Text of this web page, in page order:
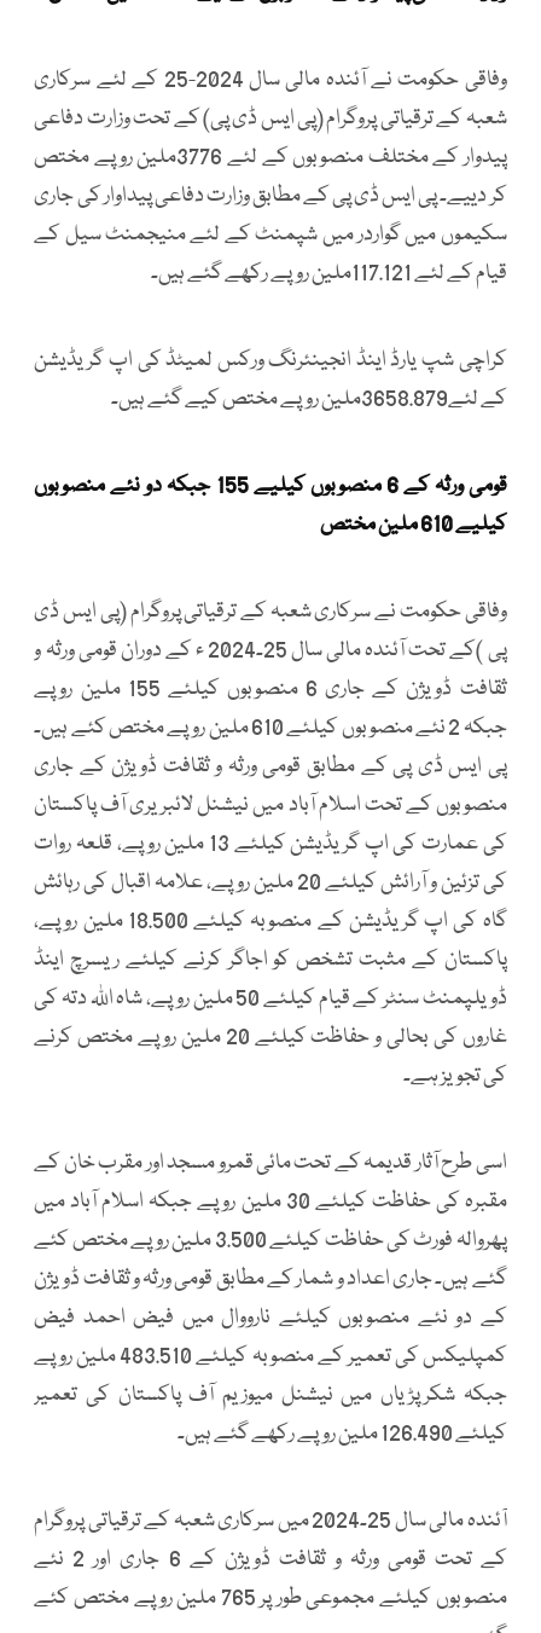
وفاقی حکومت نے آئندہ مالی سال 2024-25 کے لئے سرکاری
شعبہ کے ترقیاتی پروگرام (پی ایس ڈی پی) کے تحت وزارت دفاعی
پیدوار کے مختلف منصوبوں کے لئے 3776ملین روپے مختص
کر دییے۔ پی ایس ڈی پی کے مطابق وزارت دفاعی پیداوار کی جاری
سکیموں میں گواردر میں شپمنٹ کے لئے منیجمنٹ سیل کے
قیام کے لئے 117.121ملین روپے رکھے گئے ہیں۔
کراچی شپ یارڈ اینڈ انجینئرنگ ورکس لمیٹڈ کی اپ گریڈیشن
کے لئے3658.879ملین روپے مختص کیے گئے ہیں۔
قومی ورثہ کے 6 منصوبوں کیلیے 155 جبکہ دو نئے منصوبوں
کیلیے 610 ملین مختص
وفاقی حکومت نے سرکاری شعبہ کے ترقیاتی پروگرام (پی ایس ڈی
پی )کے تحت آئندہ مالی سال 25۔2024 ء کے دوران قومی ورثہ و
ثقافت ڈویژن کے جاری 6 منصوبوں کیلئے 155 ملین روپے
جبکہ 2 نئے منصوبوں کیلئے 610 ملین روپے مختص کئے ہیں۔
پی ایس ڈی پی کے مطابق قومی ورثہ و ثقافت ڈویژن کے جاری
منصوبوں کے تحت اسلام آباد میں نیشنل لائبریری آف پاکستان
کی عمارت کی اپ گریڈیشن کیلئے 13 ملین روپے، قلعہ روات
کی تزئین و آرائش کیلئے 20 ملین روپے، علامہ اقبال کی رہائش
گاہ کی اپ گریڈیشن کے منصوبہ کیلئے 18.500 ملین روپے،
پاکستان کے مثبت تشخص کو اجاگر کرنے کیلئے ریسرچ اینڈ
ڈویلپمنٹ سنٹر کے قیام کیلئے 50 ملین روپے، شاہ اللہ دتہ کی
غاروں کی بحالی و حفاظت کیلئے 20 ملین روپے مختص کرنے
کی تجویز ہے۔
اسی طرح آثار قدیمہ کے تحت مائی قمرو مسجد اور مقرب خان کے
مقبرہ کی حفاظت کیلئے 30 ملین روپے جبکہ اسلام آباد میں
پھروالہ فورٹ کی حفاظت کیلئے 3.500 ملین روپے مختص کئے
گئے ہیں۔ جاری اعداد و شمار کے مطابق قومی ورثہ و ثقافت ڈویژن
کے دو نئے منصوبوں کیلئے نارووال میں فیض احمد فیض
کمپلیکس کی تعمیر کے منصوبہ کیلئے 483.510 ملین روپے
جبکہ شکرپڑیاں میں نیشنل میوزیم آف پاکستان کی تعمیر
کیلئے 126.490 ملین روپے رکھے گئے ہیں۔
آئندہ مالی سال 25۔2024 میں سرکاری شعبہ کے ترقیاتی پروگرام
کے تحت قومی ورثہ و ثقافت ڈویژن کے 6 جاری اور 2 نئے
منصوبوں کیلئے مجموعی طور پر 765 ملین روپے مختص کئے